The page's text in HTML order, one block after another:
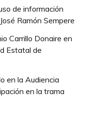
de información
Ramón Sempere
Carrillo Donaire en
Estatal de
en la Audiencia
en la trama